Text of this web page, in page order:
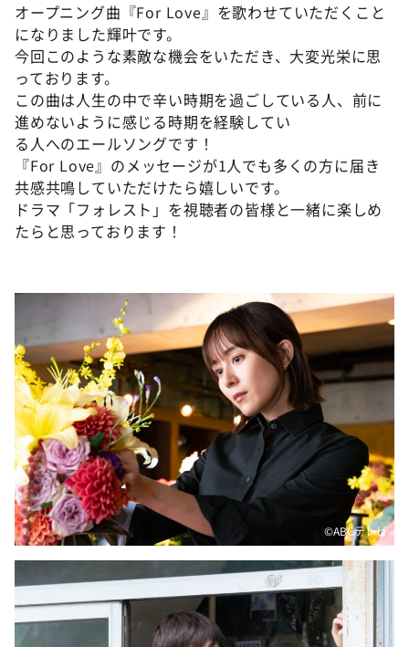
オープニング曲『For Love』を歌わせていただくこと
になりました輝叶です。
今回このような素敵な機会をいただき、大変光栄に思
っております。
この曲は人生の中で辛い時期を過ごしている人、前に
進めないように感じる時期を経験してい
る人へのエールソングです！
『For Love』のメッセージが1人でも多くの方に届き
共感共鳴していただけたら嬉しいです。
ドラマ「フォレスト」を視聴者の皆様と一緒に楽しめ
たらと思っております！
©️ABCテレビ